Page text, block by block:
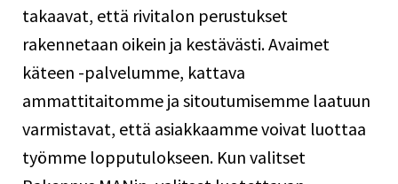
takaavat, että rivitalon perustukset
rakennetaan oikein ja kestävästi. Avaimet
käteen -palvelumme, kattava
ammattitaitomme ja sitoutumisemme laatuun
varmistavat, että asiakkaamme voivat luottaa
työmme lopputulokseen. Kun valitset